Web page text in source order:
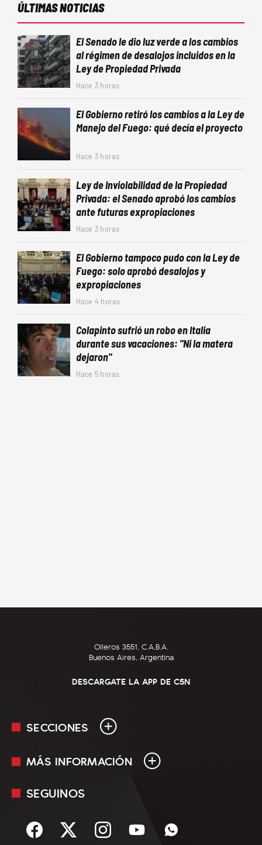
ÚLTIMAS NOTICIAS
El Senado le dio luz verde a los cambios
al régimen de desalojos incluidos en la
Ley de Propiedad Privada
Hace 3 horas
El Gobierno retiró los cambios a la Ley de
Manejo del Fuego: qué decía el proyecto
Hace 3 horas
Ley de Inviolabilidad de la Propiedad
Privada: el Senado aprobó los cambios
ante futuras expropiaciones
Hace 3 horas
El Gobierno tampoco pudo con la Ley de
Fuego: solo aprobó desalojos y
expropiaciones
Hace 4 horas
Colapinto sufrió un robo en Italia
durante sus vacaciones: "Ni la matera
dejaron"
Hace 5 horas
Olleros 3551, C.A.B.A.
Buenos Aires, Argentina
DESCARGATE LA APP DE C5N
SECCIONES
En Vivo
Sociedad
MÁS INFORMACIÓN
Mediakit
Términos y condiciones
SEGUINOS